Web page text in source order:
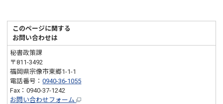
このページに関する
お問い合わせは
秘書政策課
〒811-3492
福岡県宗像市東郷1-1-1
電話番号：0940-36-1055
Fax：0940-37-1242
お問い合わせフォーム